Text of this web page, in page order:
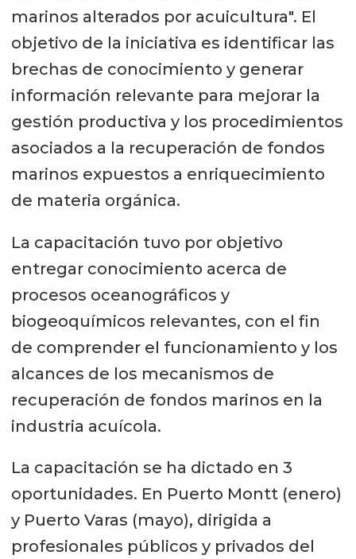
marinos alterados por acuicultura". El
objetivo de la iniciativa es identificar las
brechas de conocimiento y generar
información relevante para mejorar la
gestión productiva y los procedimientos
asociados a la recuperación de fondos
marinos expuestos a enriquecimiento
de materia orgánica.
La capacitación tuvo por objetivo
entregar conocimiento acerca de
procesos oceanográficos y
biogeoquímicos relevantes, con el fin
de comprender el funcionamiento y los
alcances de los mecanismos de
recuperación de fondos marinos en la
industria acuícola.
La capacitación se ha dictado en 3
oportunidades. En Puerto Montt (enero)
y Puerto Varas (mayo), dirigida a
profesionales públicos y privados del